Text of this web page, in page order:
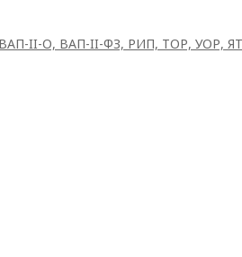
II-О, ВАП-II-ФЗ, РИП, ТОР, УОР,